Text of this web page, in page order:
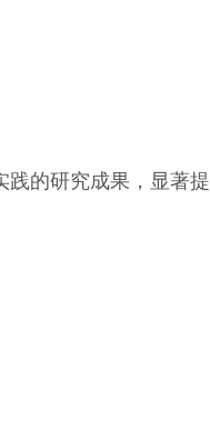
践的研究成果，显著提